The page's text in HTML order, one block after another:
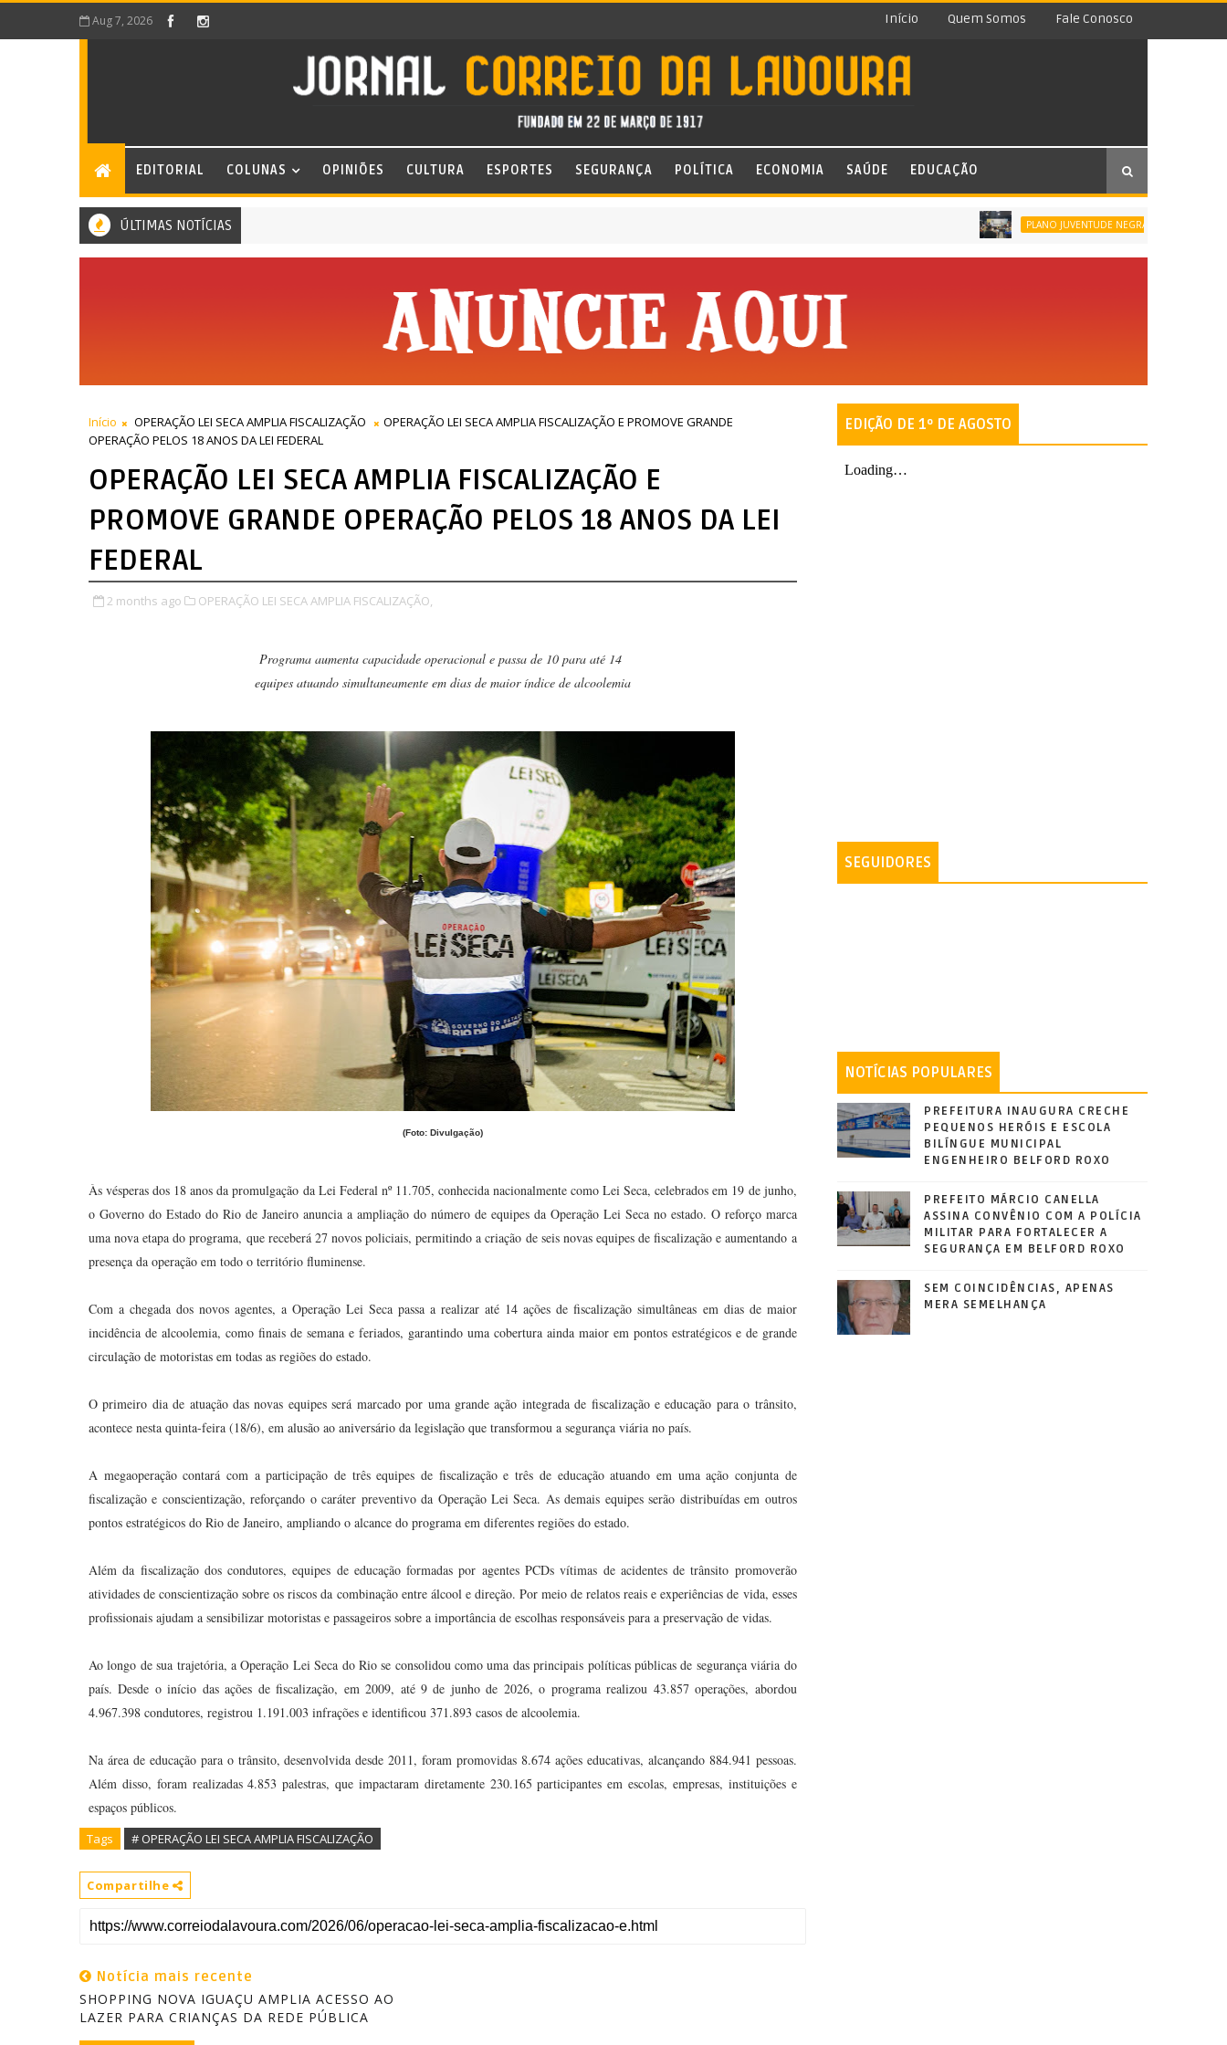
Aug 7, 2026 Início Quem Somos Fale Conosco
EDITORIAL COLUNAS OPINIÕES CULTURA ESPORTES SEGURANÇA POLÍTICA ECONOMIA SAÚDE EDUCAÇÃO
ÚLTIMAS NOTÍCIAS PLANO JUVENTUDE NEGRA VIVA (PJNV)
Início OPERAÇÃO LEI SECA AMPLIA FISCALIZAÇÃO
OPERAÇÃO LEI SECA AMPLIA FISCALIZAÇÃO E PROMOVE GRANDE
OPERAÇÃO PELOS 18 ANOS DA LEI FEDERAL
OPERAÇÃO LEI SECA AMPLIA FISCALIZAÇÃO E
PROMOVE GRANDE OPERAÇÃO PELOS 18 ANOS DA LEI
FEDERAL
2 months ago OPERAÇÃO LEI SECA AMPLIA FISCALIZAÇÃO,
Programa aumenta capacidade operacional e passa de 10 para até 14
equipes atuando simultaneamente em dias de maior índice de alcoolemia
(Foto: Divulgação)
Às vésperas dos 18 anos da promulgação da Lei Federal nº 11.705, conhecida nacionalmente como Lei Seca, celebrados em 19 de junho,
o Governo do Estado do Rio de Janeiro anuncia a ampliação do número de equipes da Operação Lei Seca no estado. O reforço marca
uma nova etapa do programa, que receberá 27 novos policiais, permitindo a criação de seis novas equipes de fiscalização e aumentando a
presença da operação em todo o território fluminense.
Com a chegada dos novos agentes, a Operação Lei Seca passa a realizar até 14 ações de fiscalização simultâneas em dias de maior
incidência de alcoolemia, como finais de semana e feriados, garantindo uma cobertura ainda maior em pontos estratégicos e de grande
circulação de motoristas em todas as regiões do estado.
O primeiro dia de atuação das novas equipes será marcado por uma grande ação integrada de fiscalização e educação para o trânsito,
acontece nesta quinta-feira (18/6), em alusão ao aniversário da legislação que transformou a segurança viária no país.
A megaoperação contará com a participação de três equipes de fiscalização e três de educação atuando em uma ação conjunta de
fiscalização e conscientização, reforçando o caráter preventivo da Operação Lei Seca. As demais equipes serão distribuídas em outros
pontos estratégicos do Rio de Janeiro, ampliando o alcance do programa em diferentes regiões do estado.
Além da fiscalização dos condutores, equipes de educação formadas por agentes PCDs vítimas de acidentes de trânsito promoverão
atividades de conscientização sobre os riscos da combinação entre álcool e direção. Por meio de relatos reais e experiências de vida, esses
profissionais ajudam a sensibilizar motoristas e passageiros sobre a importância de escolhas responsáveis para a preservação de vidas.
Ao longo de sua trajetória, a Operação Lei Seca do Rio se consolidou como uma das principais políticas públicas de segurança viária do
país. Desde o início das ações de fiscalização, em 2009, até 9 de junho de 2026, o programa realizou 43.857 operações, abordou
4.967.398 condutores, registrou 1.191.003 infrações e identificou 371.893 casos de alcoolemia.
Na área de educação para o trânsito, desenvolvida desde 2011, foram promovidas 8.674 ações educativas, alcançando 884.941 pessoas.
Além disso, foram realizadas 4.853 palestras, que impactaram diretamente 230.165 participantes em escolas, empresas, instituições e
espaços públicos.
Tags # OPERAÇÃO LEI SECA AMPLIA FISCALIZAÇÃO
Compartilhe
Notícia mais recente
SHOPPING NOVA IGUAÇU AMPLIA ACESSO AO
LAZER PARA CRIANÇAS DA REDE PÚBLICA
EDIÇÃO DE 1º DE AGOSTO
SEGUIDORES
NOTÍCIAS POPULARES
PREFEITURA INAUGURA CRECHE
PEQUENOS HERÓIS E ESCOLA
BILÍNGUE MUNICIPAL
ENGENHEIRO BELFORD ROXO
PREFEITO MÁRCIO CANELLA
ASSINA CONVÊNIO COM A POLÍCIA
MILITAR PARA FORTALECER A
SEGURANÇA EM BELFORD ROXO
SEM COINCIDÊNCIAS, APENAS
MERA SEMELHANÇA